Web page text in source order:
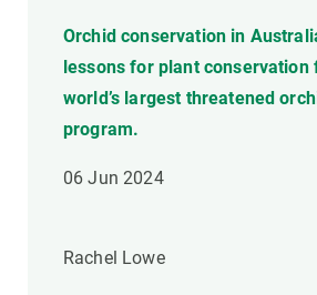
Orchid conservation in
lessons for plant conservation
world’s largest threatened
program.
06 Jun 2024
Rachel Lowe